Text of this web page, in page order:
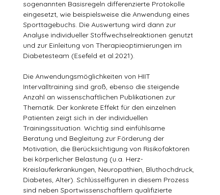
sogenannten Basisregeln differenzierte Protokolle
eingesetzt, wie beispielsweise die Anwendung eines
Sporttagebuchs. Die Auswertung wird dann zur
Analyse individueller Stoffwechselreaktionen genutzt
und zur Einleitung von Therapieoptimierungen im
Diabetesteam (Esefeld et al.2021).
Die Anwendungsmöglichkeiten von HIIT
Intervalltraining sind groß, ebenso die steigende
Anzahl an wissenschaftlichen Publikationen zur
Thematik. Der konkrete Effekt für den einzelnen
Patienten zeigt sich in der individuellen
Trainingssituation. Wichtig sind einfühlsame
Beratung und Begleitung zur Förderung der
Motivation, die Berücksichtigung von Risikofaktoren
bei körperlicher Belastung (u.a. Herz-
Kreislauferkrankungen, Neuropathien, Bluthochdruck,
Diabetes, Alter). Schlüsselfiguren in diesem Prozess
sind neben Sportwissenschaftlern qualifizierte